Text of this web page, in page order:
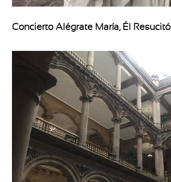
Concierto Alégrate María, Él Resucitó